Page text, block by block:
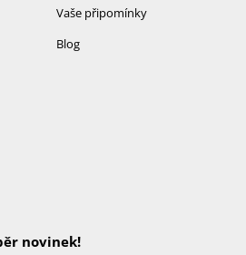
Vaše připomínky
Blog
novinek!